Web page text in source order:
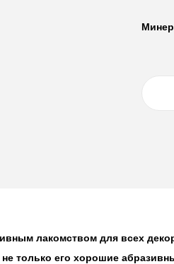
лакомством для всех
только его хорошие